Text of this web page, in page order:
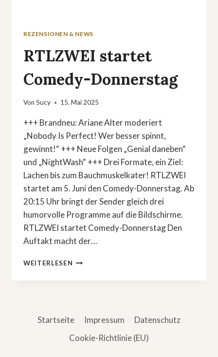
REZENSIONEN & NEWS
RTLZWEI startet
Comedy-Donnerstag
Von Sucy 15. Mai 2025
+++ Brandneu: Ariane Alter moderiert
„Nobody Is Perfect! Wer besser spinnt,
gewinnt!“ +++ Neue Folgen „Genial daneben“
und „NightWash“ +++ Drei Formate, ein Ziel:
Lachen bis zum Bauchmuskelkater! RTLZWEI
startet am 5. Juni den Comedy-Donnerstag. Ab
20:15 Uhr bringt der Sender gleich drei
humorvolle Programme auf die Bildschirme.
RTLZWEI startet Comedy-Donnerstag Den
Auftakt macht der…
WEITERLESEN RTLZWEI
COMEDY-
Startseite Impressum
Datenschutz
Cookie-Richtlinie (EU)